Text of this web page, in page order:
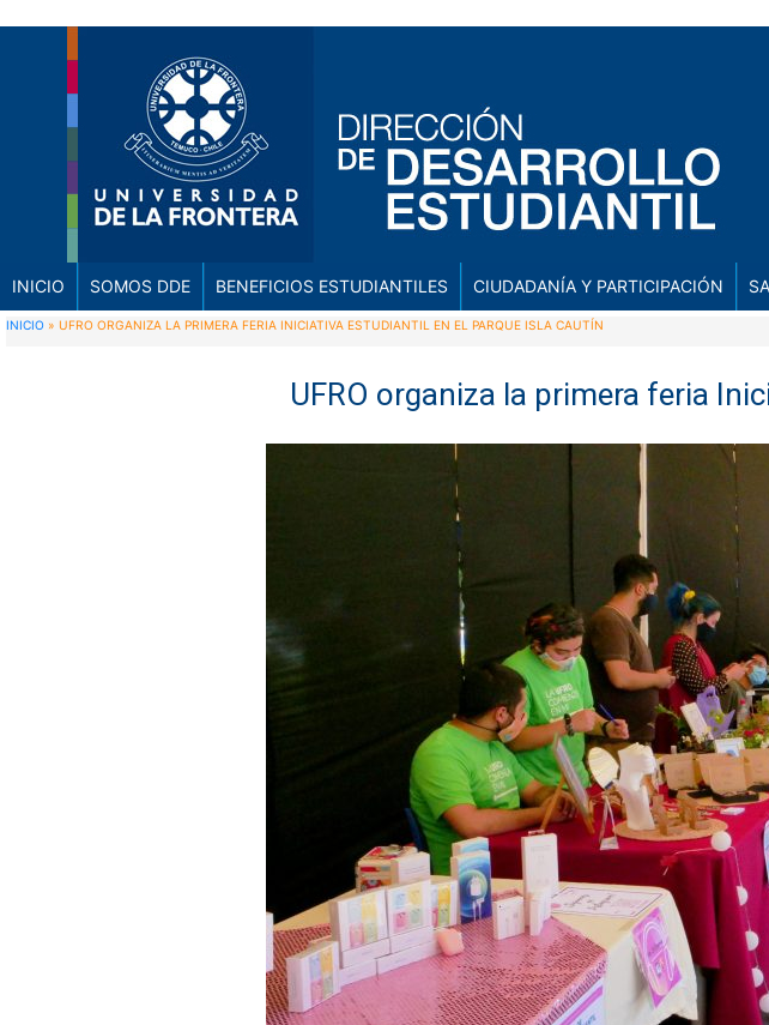
INICIO SOMOS DDE BENEFICIOS ESTUDIANTILES CIUDADANÍA Y PARTICIPACIÓN
INICIO » UFRO ORGANIZA LA PRIMERA FERIA INICIATIVA ESTUDIANTIL EN EL PARQUE ISLA CAUTÍN
UFRO organiza la primera feria